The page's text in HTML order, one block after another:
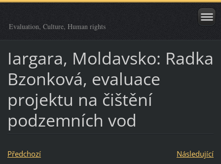
Evaluation, Culture, Human rights
Iargara, Moldavsko: Radka
Bzonková, evaluace
projektu na čištění
podzemních vod
Předchozí
Následující